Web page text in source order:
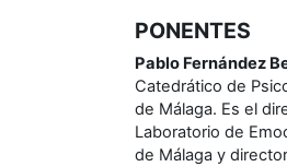
PONENTES
Pablo Fernández
Catedrático de
de Málaga. Es el
Laboratorio de
de Málaga y